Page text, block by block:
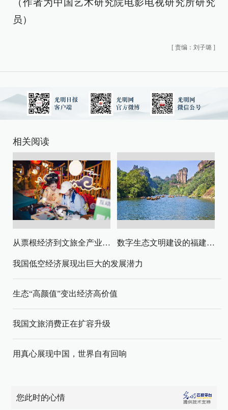
（作者为中国艺术研究院电影电视研究所研究
员）
[ 责编：刘子璐 ]
相关阅读
从票根经济到文旅全产业链升级 数字生态文明建设的福建路径与启示
我国低空经济展现出巨大的发展潜力
生态“高颜值”变出经济高价值
我国文旅消费正在扩容升级
用真心展现中国，世界自有回响
您此时的心情